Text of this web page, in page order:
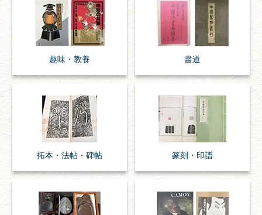
趣味・ 教養 書道
拓本・法帖・ 碑帖 篆刻・印譜